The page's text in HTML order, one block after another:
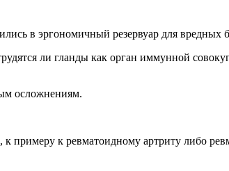
в эргономичный резервуар для вредных
ли гланды как орган иммунной
осложнениям.
примеру к ревматоидному артриту либо